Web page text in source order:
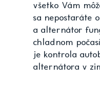
všetko Vám
sa nepostaráte
a alternátor
chladnom
je kontrola
alternátora v